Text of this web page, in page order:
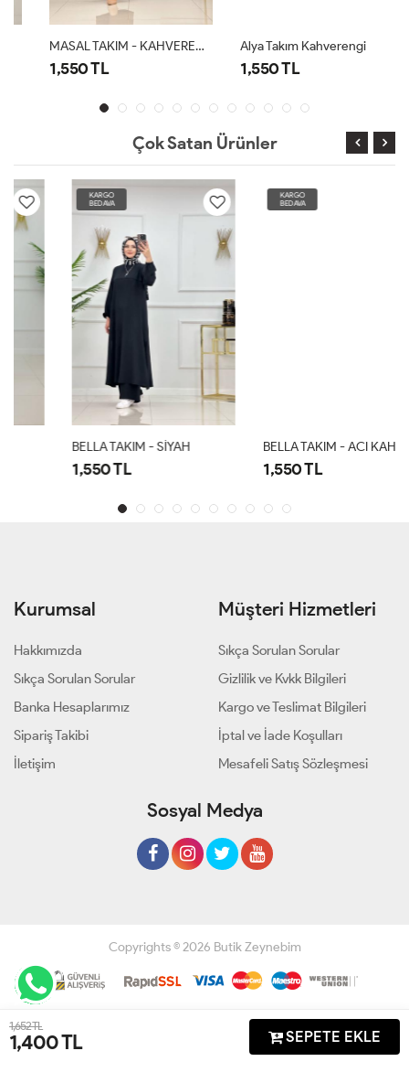
1,652 TL
1,400TL SEPETE EKLE
MASAL TAKIM - KAHVERENGİ
1,550 TL
Alya Takım Kahverengi
1,550 TL
Çok Satan Ürünler
BELLA TAKIM - SİYAH
1,550 TL
BELLA TAKIM - ACI KAHVE
1,550 TL
Kurumsal
Hakkımızda
Sıkça Sorulan Sorular
Banka Hesaplarımız
Sipariş Takibi
İletişim
Müşteri Hizmetleri
Sıkça Sorulan Sorular
Gizlilik ve Kvkk Bilgileri
Kargo ve Teslimat Bilgileri
İptal ve İade Koşulları
Mesafeli Satış Sözleşmesi
Sosyal Medya
Copyrights © 2026 Butik Zeynebim
Geliştir - powered by innovation
Anasayfa Sipariş Takibi İletişim